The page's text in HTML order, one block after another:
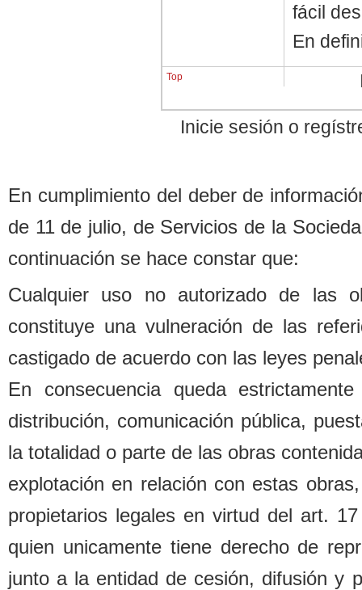
fácil
En
Top
Inicie sesión o
En cumplimiento del deber de
de 11 de julio, de Servicios de la
continuación se hace constar que:
Cualquier uso no autorizado de las o
constituye una vulneración de las
castigado de acuerdo con las leyes
En consecuencia queda
distribución, comunicación pública,
la totalidad o parte de las obras
explotación en relación con estas ob
propietarios legales en virtud del art.
quien unicamente tiene derecho de
junto a la entidad de cesión, difusión y